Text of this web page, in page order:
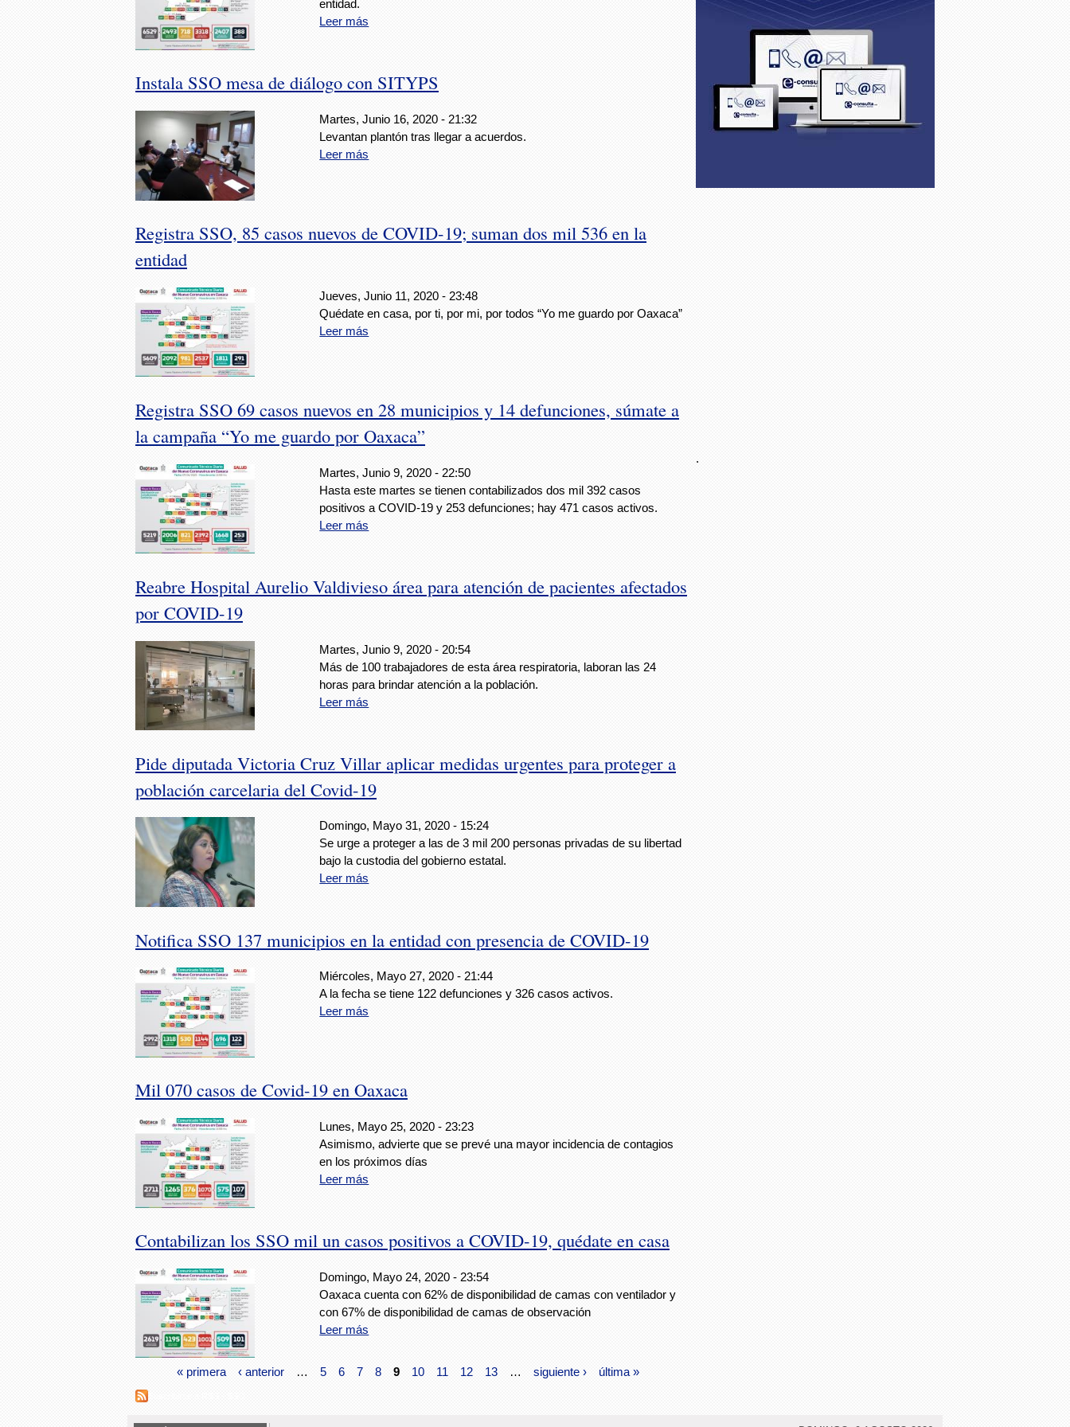
entidad.
Leer más
Instala SSO mesa de diálogo con SITYPS
Martes, Junio 16, 2020 - 21:32
Levantan plantón tras llegar a acuerdos.
Leer más
Registra SSO, 85 casos nuevos de COVID-19; suman dos mil 536 en la
entidad
Jueves, Junio 11, 2020 - 23:48
Quédate en casa, por ti, por mi, por todos “Yo me guardo por Oaxaca”
Leer más
Registra SSO 69 casos nuevos en 28 municipios y 14 defunciones, súmate a
la campaña “Yo me guardo por Oaxaca”
Martes, Junio 9, 2020 - 22:50
Hasta este martes se tienen contabilizados dos mil 392 casos
positivos a COVID-19 y 253 defunciones; hay 471 casos activos.
Leer más
Reabre Hospital Aurelio Valdivieso área para atención de pacientes afectados
por COVID-19
Martes, Junio 9, 2020 - 20:54
Más de 100 trabajadores de esta área respiratoria, laboran las 24
horas para brindar atención a la población.
Leer más
Pide diputada Victoria Cruz Villar aplicar medidas urgentes para proteger a
población carcelaria del Covid-19
Domingo, Mayo 31, 2020 - 15:24
Se urge a proteger a las de 3 mil 200 personas privadas de su libertad
bajo la custodia del gobierno estatal.
Leer más
Notifica SSO 137 municipios en la entidad con presencia de COVID-19
Miércoles, Mayo 27, 2020 - 21:44
A la fecha se tiene 122 defunciones y 326 casos activos.
Leer más
Mil 070 casos de Covid-19 en Oaxaca
Lunes, Mayo 25, 2020 - 23:23
Asimismo, advierte que se prevé una mayor incidencia de contagios
en los próximos días
Leer más
Contabilizan los SSO mil un casos positivos a COVID-19, quédate en casa
Domingo, Mayo 24, 2020 - 23:54
Oaxaca cuenta con 62% de disponibilidad de camas con ventilador y
con 67% de disponibilidad de camas de observación
Leer más
« primera ‹ anterior … 5 6 7 8 9 10 11 12 13 … siguiente › última »
.